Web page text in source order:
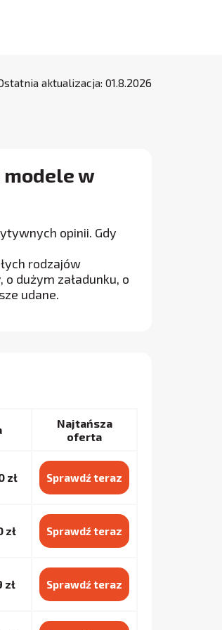
aktualizacja: 01.8.2026
w
opinii. Gdy
rodzajów
dużym załadunku, o
udane.
Najtańsza
oferta
zł Sprawdź teraz
zł Sprawdź teraz
zł Sprawdź teraz